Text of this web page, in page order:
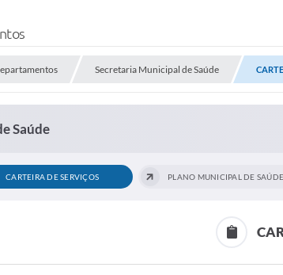
Secretaria Municipal de Saúde
Saúde
CARTEIRA DE SERVIÇOS